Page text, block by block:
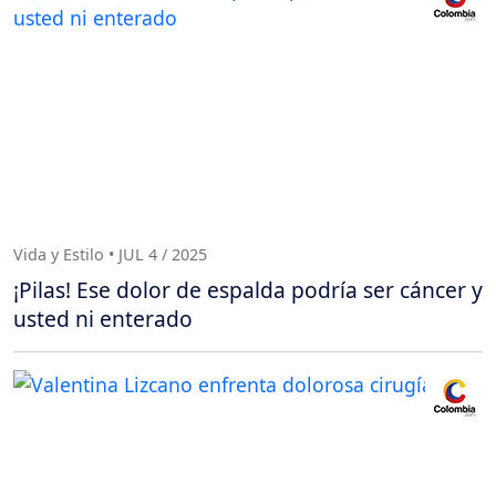
Vida y Estilo • JUL 4 / 2025
¡Pilas! Ese dolor de espalda podría ser cáncer y
usted ni enterado